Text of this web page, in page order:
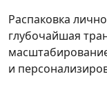
Распаковка
глубочайшая
и